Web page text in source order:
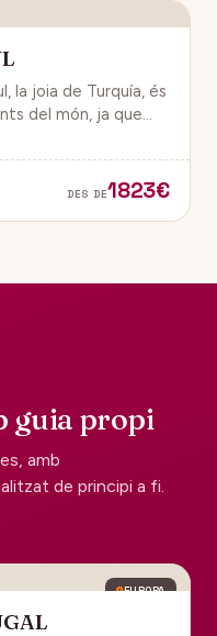
la joia de Turquía, és
del món, ja que
DES DE1823€
guia propi
amb
de principi a fi.
EUROPA